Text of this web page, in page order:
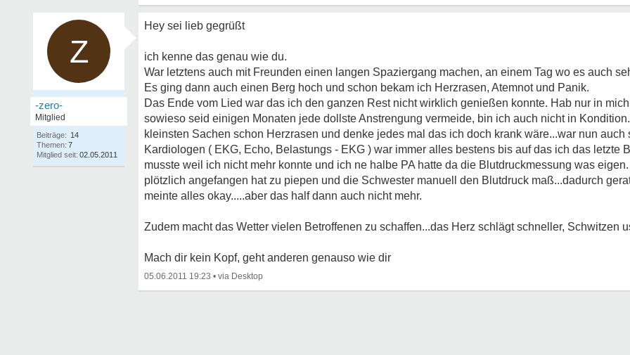
Z
-zero-
Mitglied
Beiträge: 14
Themen: 7
Mitglied seit: 02.05.2011
Hey sei lieb gegrüßt
ich kenne das genau wie du.
War letztens auch mit Freunden einen langen Spaziergang machen, an einem Tag wo es auch
Es ging dann auch einen Berg hoch und schon bekam ich Herzrasen, Atemnot und Panik.
Das Ende vom Lied war das ich den ganzen Rest nicht wirklich genießen konnte. Hab nur in
sowieso seid einigen Monaten jede dollste Anstrengung vermeide, bin ich auch nicht in
kleinsten Sachen schon Herzrasen und denke jedes mal das ich doch krank wäre...war nun auch
Kardiologen ( EKG, Echo, Belastungs - EKG ) war immer alles bestens bis auf das ich das letzte
musste weil ich nicht mehr konnte und ich ne halbe PA hatte da die Blutdruckmessung was
plötzlich angefangen hat zu piepen und die Schwester manuell den Blutdruck maß...dadurch
meinte alles okay.....aber das half dann auch nicht mehr.
Zudem macht das Wetter vielen Betroffenen zu schaffen...das Herz schlägt schneller, Schwitzen
Mach dir kein Kopf, geht anderen genauso wie dir
05.06.2011 19:23 •